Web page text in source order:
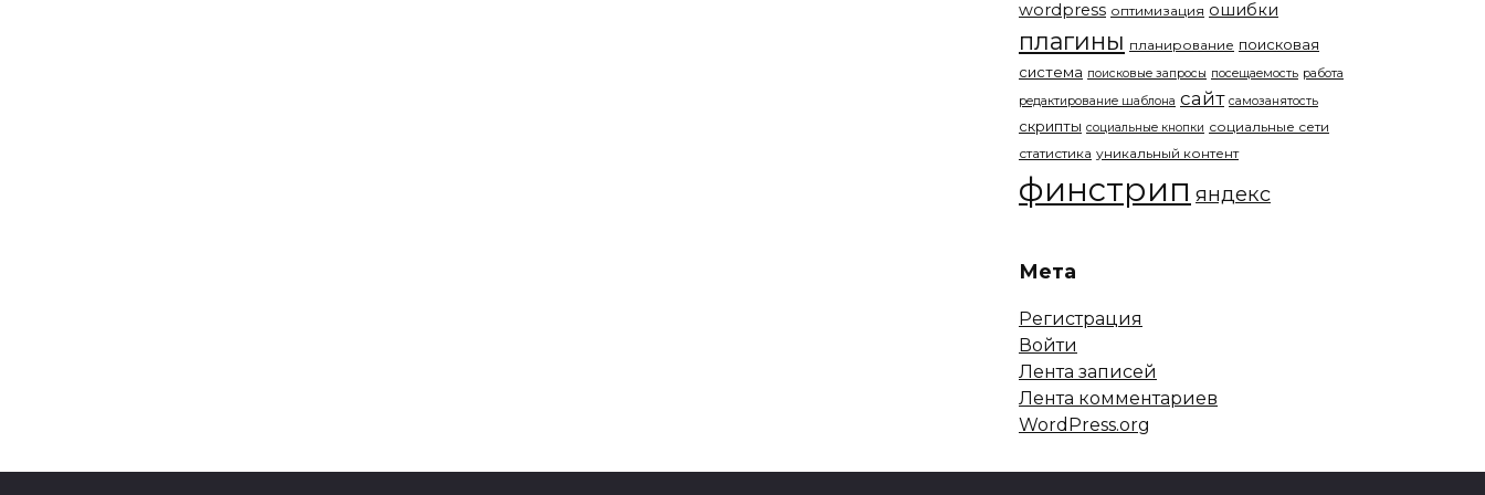
wordpress оптимизация ошибки
плагины планирование поисковая
система поисковые запросы посещаемость работа
редактирование шаблона сайт самозанятость
скрипты социальные кнопки социальные сети
статистика уникальный контент
финстрип яндекс
Мета
Регистрация
Войти
Лента записей
Лента комментариев
WordPress.org